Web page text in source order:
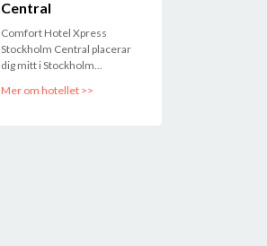
Central
Comfort Hotel Xpress
Stockholm Central placerar
dig mitt i Stockholm...
Mer om hotellet >>